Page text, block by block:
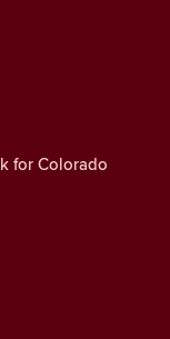
for Colorado